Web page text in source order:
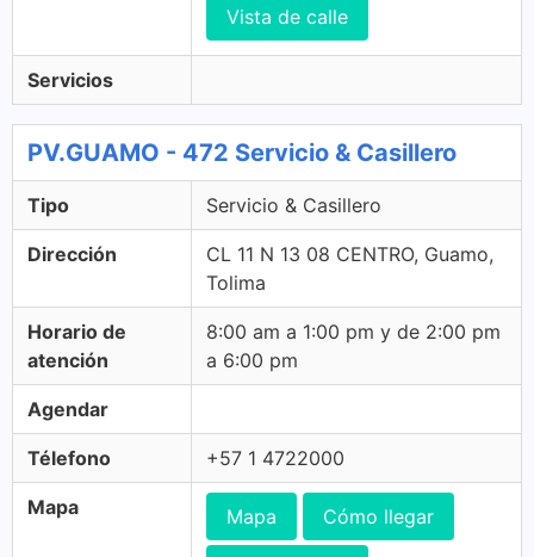
Vista de calle
Servicios
PV.GUAMO - 472 Servicio & Casillero
Tipo Servicio & Casillero
Dirección
CL 11 N 13 08 CENTRO, Guamo,
Tolima
Horario de
atención
8:00 am a 1:00 pm y de 2:00 pm
a 6:00 pm
Agendar
Télefono +57 1 4722000
Mapa Mapa Cómo llegar